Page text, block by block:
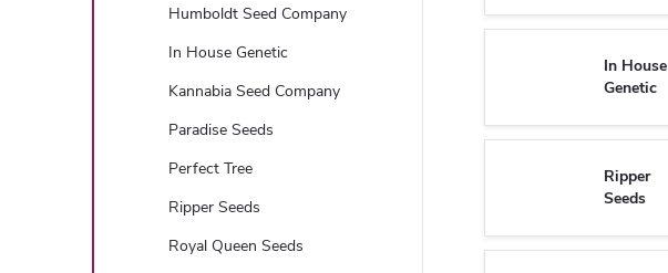
Humboldt Seed Company
In House Genetic
Kannabia Seed Company
Paradise Seeds
Perfect Tree
Ripper Seeds
Royal Queen Seeds
In House
Genetic
Ripper
Seeds